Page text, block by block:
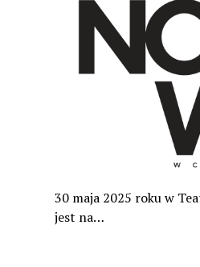
30 maja 2025 roku w
jest na…